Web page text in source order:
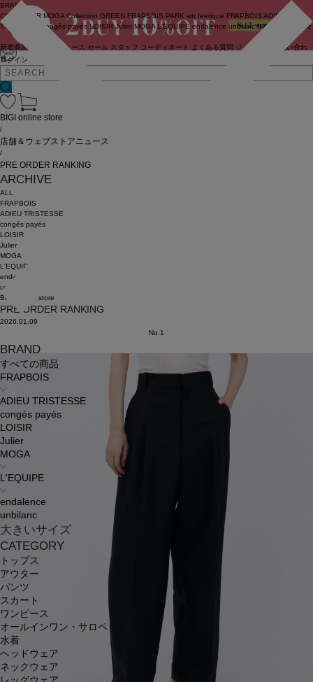
ログイン
BRAND
COUTURIER MOGA Collection GREEN FRAPBOIS PARK wb feerique FRAPBOIS ADIEU
TRISTESSE
congés payés LOISIR Julier MOGA L'EQUIPE endalence unbilanc BIGI online store
新着商品 ニュース セール スタッフ コーディネート よくある質問 ジャーナル
お問い合わ
せ
BRAND
すべての商品
FRAPBOIS
ADIEU TRISTESSE
congés payés
LOISIR
Julier
MOGA
L'EQUIPE
endalence
unbilanc
大きいサイズ
CATEGORY
トップス
アウター
パンツ
スカート
ワンピース
オールインワン・サロペット
水着
ヘッドウェア
ネックウェア
BIGI online store
/
店舗＆ウェブストアニュース
/
PRE ORDER RANKING
ARCHIVE
ALL
FRAPBOIS
ADIEU TRISTESSE
congés payés
LOISIR
Julier
MOGA
L'EQUIPE
endalence
unbilanc
BIGI online store
PRE ORDER RANKING
2026.01.09
No.1